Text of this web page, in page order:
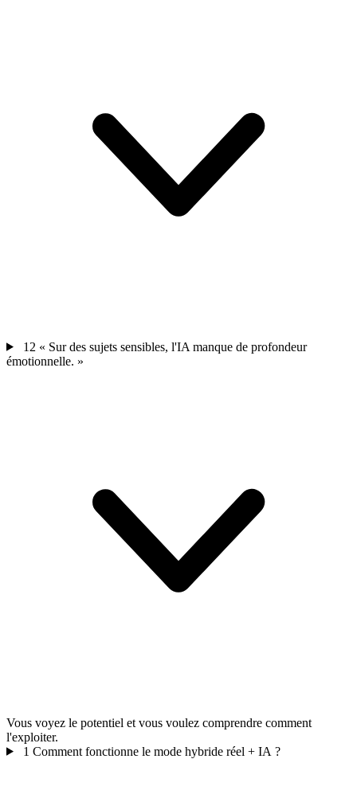
12 « Sur des sujets sensibles, l'IA manque de profondeur
émotionnelle. »
Vous voyez le potentiel et vous voulez comprendre comment
l'exploiter.
1 Comment fonctionne le mode hybride réel + IA ?